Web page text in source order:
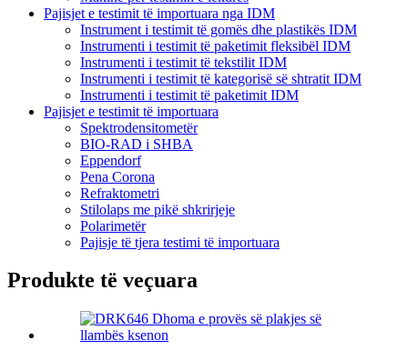
Pajisjet e testimit të importuara nga IDM
Instrument i testimit të gomës dhe plastikës IDM
Instrumenti i testimit të paketimit fleksibël IDM
Instrumenti i testimit të tekstilit IDM
Instrumenti i testimit të kategorisë së shtratit IDM
Instrumenti i testimit të paketimit IDM
Pajisjet e testimit të importuara
Spektrodensitometër
BIO-RAD i SHBA
Eppendorf
Pena Corona
Refraktometri
Stilolaps me pikë shkrirjeje
Polarimetër
Pajisje të tjera testimi të importuara
Produkte të veçuara